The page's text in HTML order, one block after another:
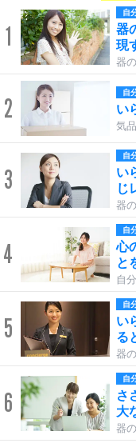
1
自
器
現
器
2
自
い
気
3
自
い
じ
器
4
自
心
と
自
5
自
い
る
器
6
自
さ
大
器